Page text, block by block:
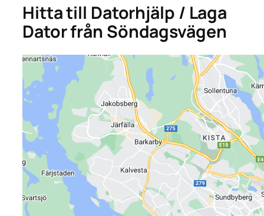
Hitta till Datorhjälp / Laga
Dator från Söndagsvägen